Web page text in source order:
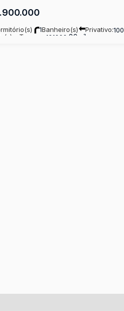
1Banheiro(s) Privativo:100
Terreno: 101000 .00 m²